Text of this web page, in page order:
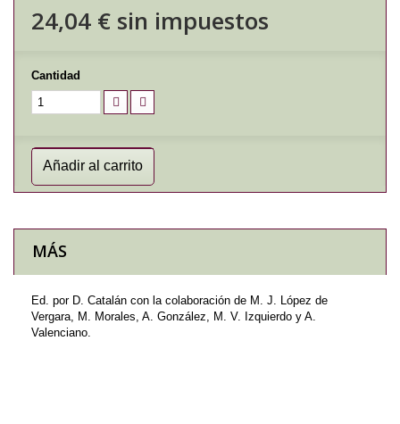
24,04 € sin impuestos
Cantidad
Añadir al carrito
MÁS
Ed. por D. Catalán con la colaboración de M. J. López de
Vergara, M. Morales, A. González, M. V. Izquierdo y A.
Valenciano.